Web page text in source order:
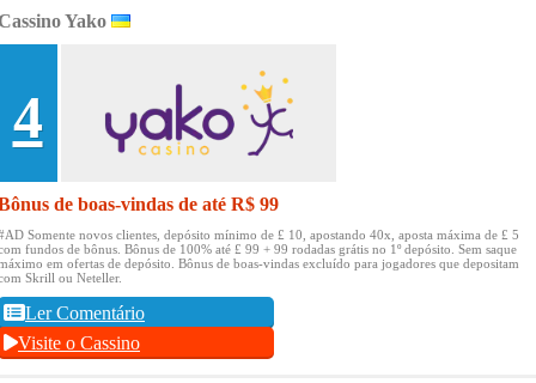
Yako
4
de boas-vindas de até R$ 99
Somente novos clientes, depósito mínimo de £ 10, apostando 40x, aposta máxima de £ 5
fundos de bônus. Bônus de 100% até £ 99 + 99 rodadas grátis no 1º depósito. Sem saque
em ofertas de depósito. Bônus de boas-vindas excluído para jogadores que depositam
Skrill ou Neteller.
Ler Comentário
Visite o Cassino